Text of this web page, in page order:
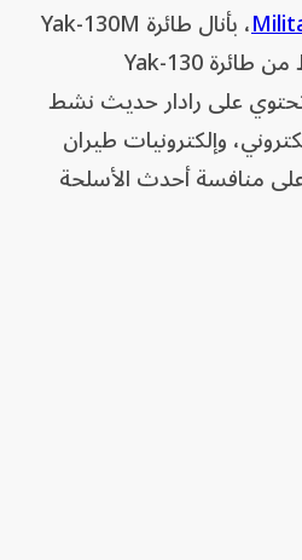
، بأنال طائرة Yak-130M
أكثر تطوراً بشكل ملحوظ من طائرة Yak-130
على رادار حديث نشط
وإلكترونيات طيران
على منافسة أحدث الأسلحة